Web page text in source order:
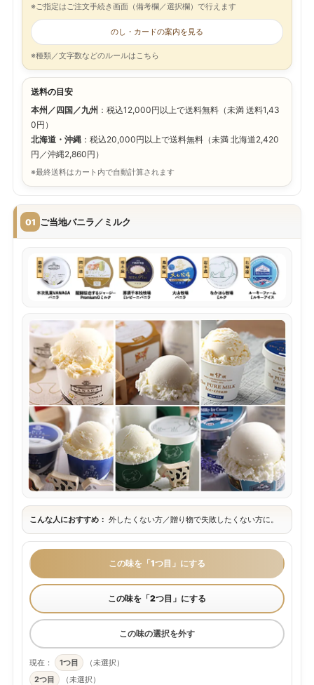
※ご指定はご注文手続き画面（備考欄／選択欄）で行えます
のし・カードの案内を見る
※種類／文字数などのルールはこちら
送料の目安
本州／四国／九州 ：税込12,000円以上で送料無料（未満 送料1,43
0円）
北海道・沖縄 ：税込20,000円以上で送料無料（未満 北海道2,420
円／沖縄2,860円）
※最終送料はカート内で自動計算されます
01 ご当地バニラ／ミルク
こんな人におすすめ： 外したくない方／贈り物で失敗したくない方に。
この味を「1つ目」にする
この味を「2つ目」にする
この味の選択を外す
現在： 1つ目
（未選択）
2つ目
（未選択）